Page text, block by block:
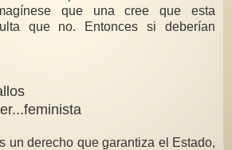
que una cree que esta
que no. Entonces si deberían
un derecho que garantiza el Estado,